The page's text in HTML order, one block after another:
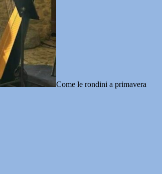
Come le rondini a primavera